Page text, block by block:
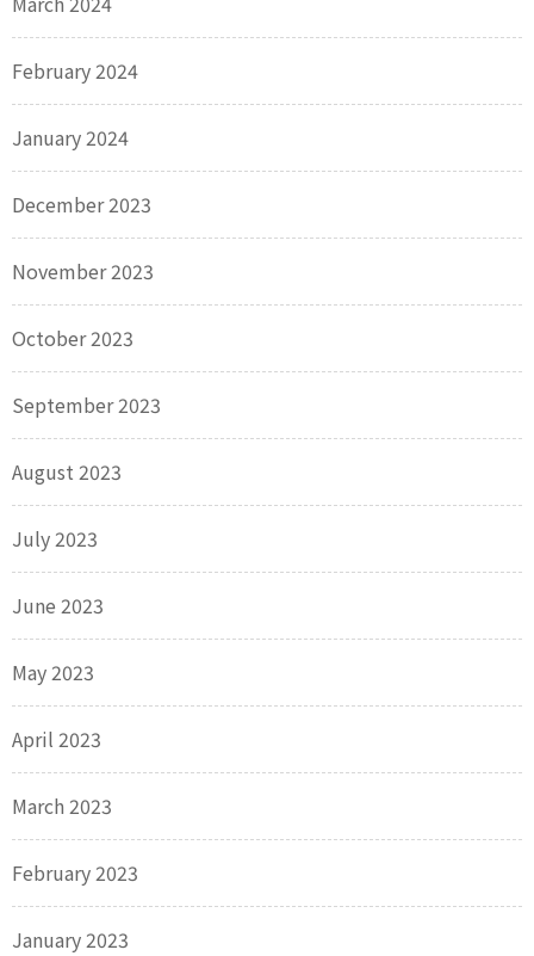
February 2024
January 2024
December 2023
November 2023
October 2023
September 2023
August 2023
July 2023
June 2023
May 2023
April 2023
March 2023
February 2023
January 2023